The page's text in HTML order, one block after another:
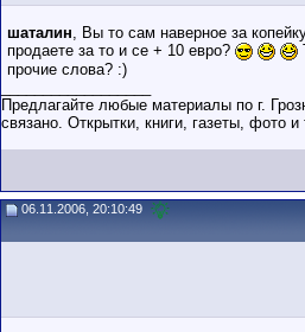
шаталин, Вы то сам наверное за
продаете за то и се + 10 евро?
прочие слова? :)
Предлагайте любые материалы по г.
связано. Открытки, книги, газеты, фото и
06.11.2006, 20:10:49